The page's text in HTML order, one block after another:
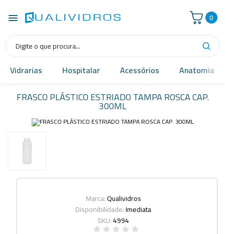
0
Vidrarias Hospitalar Acessórios Anatomia
FRASCO PLÁSTICO ESTRIADO TAMPA ROSCA CAP.
300ML
Marca:Qualividros
Disponibilidade:Imediata
SKU:4994